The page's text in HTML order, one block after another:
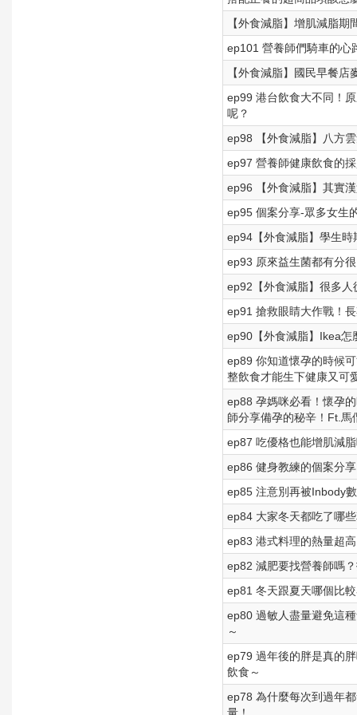
【外食減脂】增肌減脂
ep101 營養師們騎車的心
【外食減脂】國民早餐
ep99 港台飲食大不同！
呢？
ep98 【外食減脂】八方
ep97 營養師健康飲食的
ep96 【外食減脂】其實
ep95 個案分享-眾多女生
ep94【外食減脂】學生
ep93 原來益生菌都有分
ep92【外食減脂】很多
ep91 搶救眼睛大作戰！
ep90【外食減脂】Ikea怎
ep89 你知道懷孕的時候
整飲食才能生下健康又可
ep88 孕媽咪必看！懷孕
師分享備孕的秘辛！Ft.馬
ep87 吃優格也能增肌減
ep86 健身教練的個案分
ep85 注意別再被Inbody
ep84 大家冬天都吃了哪
ep83 港式料理的熱量超
ep82 減肥要找營養師嗎
ep81 冬天跟夏天哪個比
ep80 過敏人盡量避免這
～
ep79 過年後的胖是真的
飲食～
ep78 為什麼每次到過年